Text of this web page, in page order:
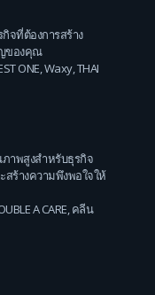
จที่ต้องการสร้าง
ของคุณ
ONE,Waxy,THAI
าพสูงสำหรับธุรกิจ
สร้างความพึงพอใจให้
A CARE,คลีน